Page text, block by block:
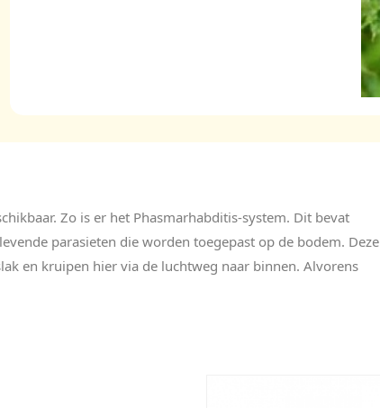
Zo is er het Phasmarhabditis-system. Dit bevat
parasieten die worden toegepast op de bodem. Deze
en kruipen hier via de luchtweg naar binnen. Alvorens